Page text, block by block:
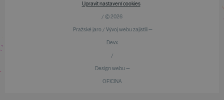
Upravit nastavení cookies
/ © 2026
Pražské jaro / Vývoj webu zajistili —
Devx
/
Design webu —
OFICINA